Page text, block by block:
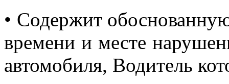
• Содержит
времени и месте
автомобиля, Водитель